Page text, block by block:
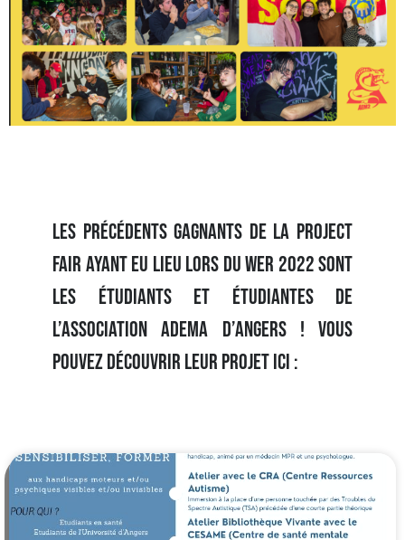
les Précédents gagnants de la Project
Fair ayant eu lieu lors du WER 2022 sont
les étudiants et étudiantes de
l’association ADEMA d’Angers ! Vous
pouvez découvrir leur projet ici :